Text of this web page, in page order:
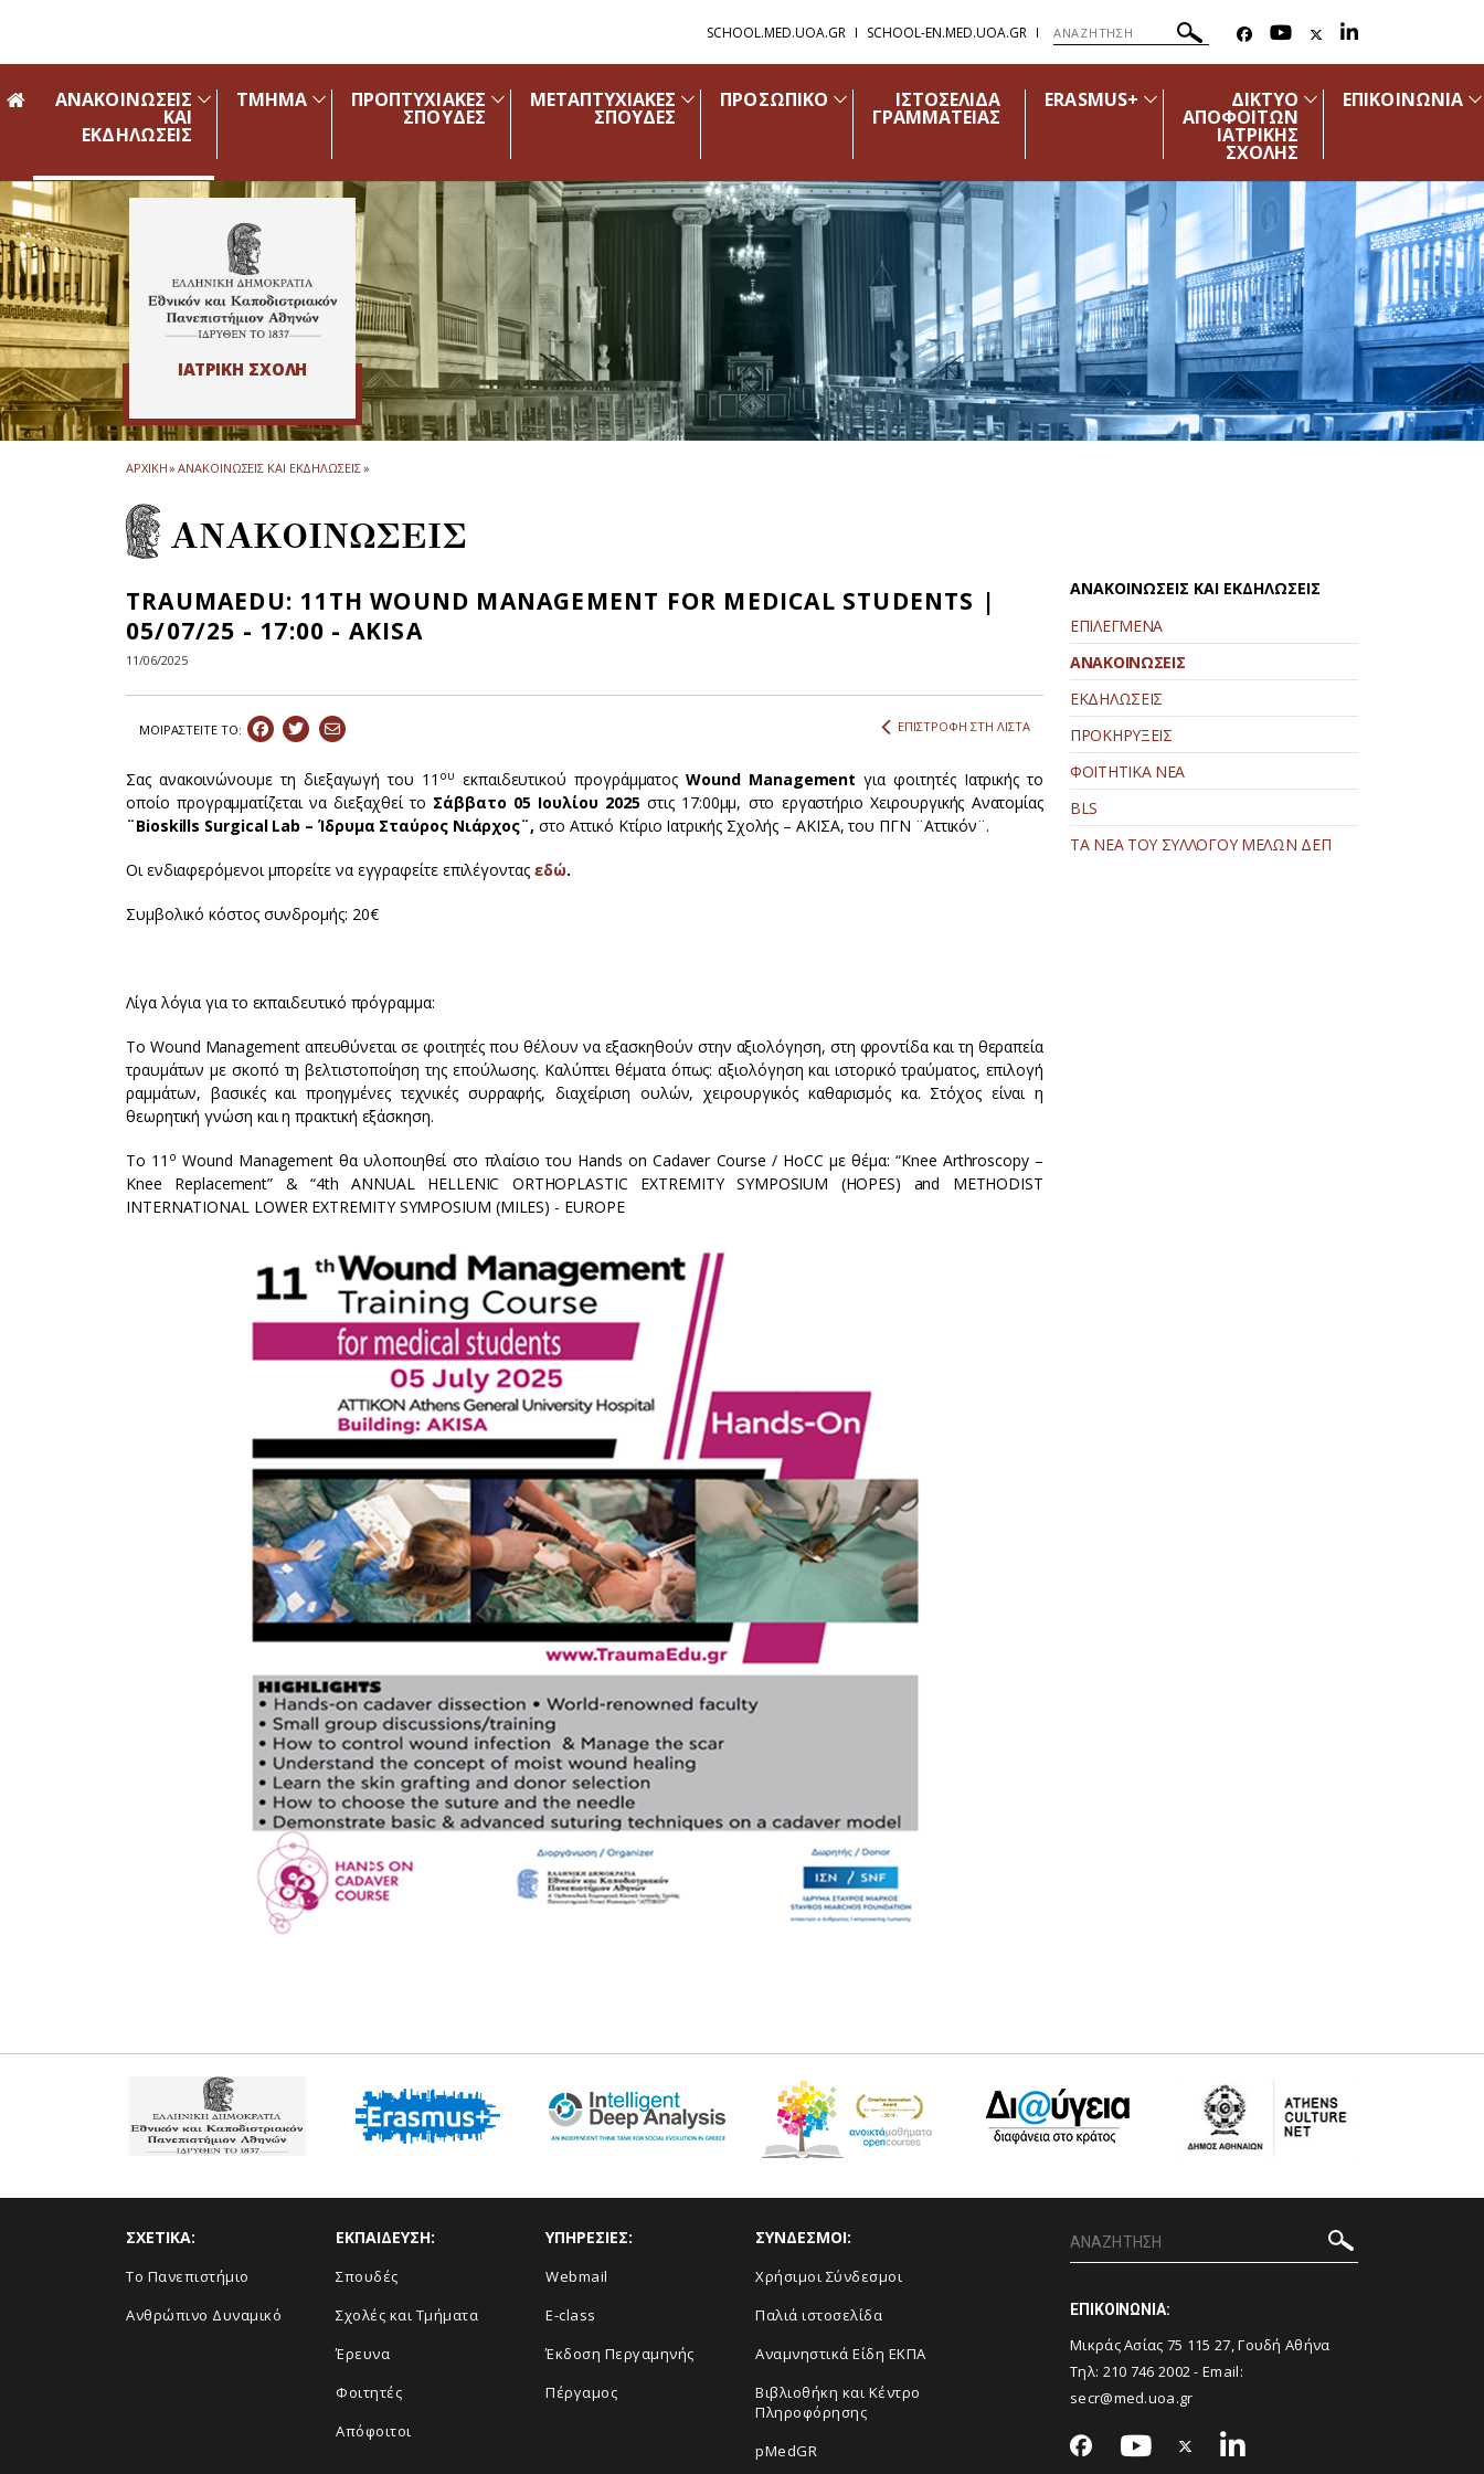
SCHOOL.MED.UOA.GR SCHOOL-EN.MED.UOA.GR
ΑΝΑΚΟΙΝΩΣΕΙΣ
ΚΑΙ
ΕΚΔΗΛΩΣΕΙΣ
ΤΜΗΜΑ ΠΡΟΠΤΥΧΙΑΚΕΣ
ΣΠΟΥΔΕΣ
ΜΕΤΑΠΤΥΧΙΑΚΕΣ
ΣΠΟΥΔΕΣ
ΠΡΟΣΩΠΙΚΟ ΙΣΤΟΣΕΛΙΔΑ
ΓΡΑΜΜΑΤΕΙΑΣ
ERASMUS+ ΔΙΚΤΥΟ
ΑΠΟΦΟΙΤΩΝ
ΙΑΤΡΙΚΗΣ
ΣΧΟΛΗΣ
ΕΠΙΚΟΙΝΩΝΙΑ
ΙΑΤΡΙΚΗ ΣΧΟΛΗ
ΑΡΧΙΚΗ» ΑΝΑΚΟΙΝΩΣΕΙΣ ΚΑΙ ΕΚΔΗΛΩΣΕΙΣ»
ΑΝΑΚΟΙΝΩΣΕΙΣ
ΤRAUMAEDU: 11TH WOUND MANAGEMENT FOR MEDICAL STUDENTS |
05/07/25 - 17:00 - AKISA
11/06/2025
ΜΟΙΡΑΣΤEIΤΕ ΤΟ: ΕΠΙΣΤΡΟΦΗ ΣΤΗ ΛΙΣΤΑ
Σας ανακοινώνουμε τη διεξαγωγή του 11 ου εκπαιδευτικού προγράμματοςWound Managementγια φοιτητές Ιατρικής το
οποίο προγραμματίζεται να διεξαχθεί το Σάββατο 05 Ιουλίου 2025 στις 17:00μμ, στο εργαστήριο Χειρουργικής Ανατομίας
¨Bioskills Surgical Lab – Ίδρυμα Σταύρος Νιάρχος¨, στο Αττικό Κτίριο Ιατρικής Σχολής – ΑΚΙΣΑ, του ΠΓΝ ¨Αττικόν¨.
Οι ενδιαφερόμενοι μπορείτε να εγγραφείτε επιλέγοντας εδώ.
Συμβολικό κόστος συνδρομής: 20€
Λίγα λόγια για το εκπαιδευτικό πρόγραμμα:
Το Wound Management απευθύνεται σε φοιτητές που θέλουν να εξασκηθούν στην αξιολόγηση, στη φροντίδα και τη θεραπεία
τραυμάτων με σκοπό τη βελτιστοποίηση της επούλωσης. Καλύπτει θέματα όπως: αξιολόγηση και ιστορικό τραύματος, επιλογή
ραμμάτων, βασικές και προηγμένες τεχνικές συρραφής, διαχείριση ουλών, χειρουργικός καθαρισμός κα. Στόχος είναι η
θεωρητική γνώση και η πρακτική εξάσκηση.
Το 11 ο Wound Management θα υλοποιηθεί στο πλαίσιο του Hands on Cadaver Course / HoCC με θέμα: “Knee Arthroscopy –
Knee Replacement” & “4th ANNUAL HELLENIC ORTHOPLASTIC EXTREMITY SYMPOSIUM (HOPES) and METHODIST
INTERNATIONAL LOWER EXTREMITY SYMPOSIUM (MILES) - EUROPE
ΑΝΑΚΟΙΝΩΣΕΙΣ ΚΑΙ ΕΚΔΗΛΩΣΕΙΣ
ΕΠΙΛΕΓΜΕΝΑ
ΑΝΑΚΟΙΝΩΣΕΙΣ
ΕΚΔΗΛΩΣΕΙΣ
ΠΡΟΚΗΡΥΞΕΙΣ
ΦΟΙΤΗΤΙΚΑ ΝΕΑ
BLS
ΤΑ ΝΕΑ ΤΟΥ ΣΥΛΛΟΓΟΥ ΜΕΛΩΝ ΔΕΠ
ΣΧΕΤΙΚΑ:
Το Πανεπιστήμιο
Ανθρώπινο Δυναμικό
ΕΚΠΑΙΔΕΥΣΗ:
Σπουδές
Σχολές και Τμήματα
Έρευνα
Φοιτητές
Απόφοιτοι
ΥΠΗΡΕΣΙΕΣ:
Webmail
E-class
Έκδοση Περγαμηνής
Πέργαμος
ΣΥΝΔΕΣΜΟΙ:
Χρήσιμοι Σύνδεσμοι
Παλιά ιστοσελίδα
Αναμνηστικά Είδη ΕΚΠΑ
Βιβλιοθήκη και Κέντρο
Πληροφόρησης
pMedGR
ΕΠΙΚΟΙΝΩΝΙΑ:
Μικράς Ασίας 75 115 27, Γουδή Αθήνα
Τηλ: 210 746 2002 - Email:
secr@med.uoa.gr